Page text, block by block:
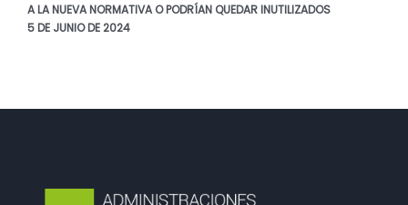
A LA NUEVA NORMATIVA O PODRÍAN QUEDAR INUTILIZADOS
5 DE JUNIO DE 2024